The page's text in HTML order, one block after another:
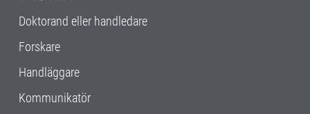
Doktorand eller handledare
Forskare
Handläggare
Kommunikatör